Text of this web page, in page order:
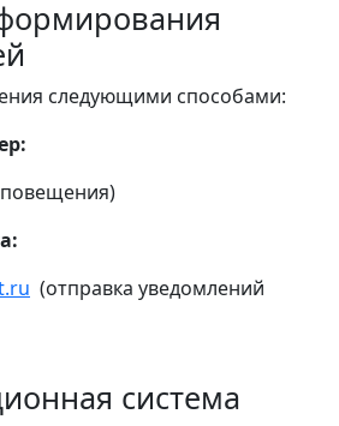
следующими способами:
(отправка уведомлений
система